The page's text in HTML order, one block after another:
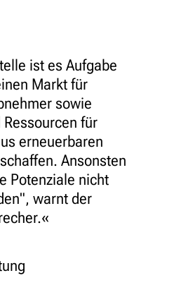
ist es Aufgabe
Markt für
sowie
für
erneuerbaren
Ansonsten
Potenziale nicht
warnt der